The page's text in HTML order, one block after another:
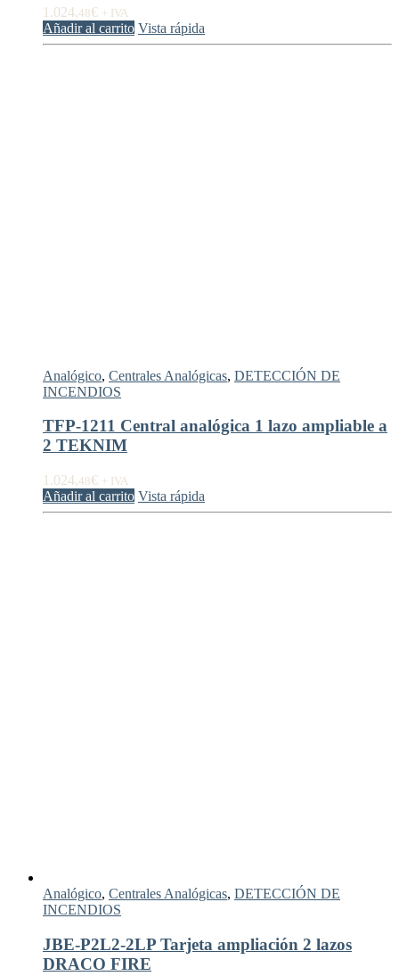
1.024,48€ + IVA
Añadir al carrito Vista rápida
Analógico, Centrales Analógicas, DETECCIÓN DE
INCENDIOS
TFP-1211 Central analógica 1 lazo ampliable a
2 TEKNIM
1.024,48€ + IVA
Añadir al carrito Vista rápida
Analógico, Centrales Analógicas, DETECCIÓN DE
INCENDIOS
JBE-P2L2-2LP Tarjeta ampliación 2 lazos
DRACO FIRE